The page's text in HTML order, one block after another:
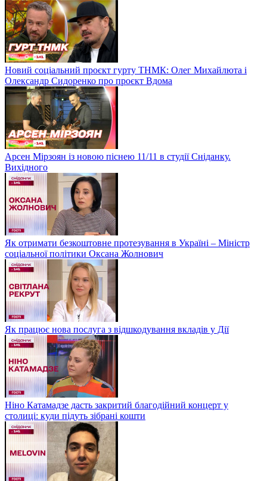
Новий соціальний проєкт гурту ТНМК: Олег Михайлюта і
Олександр Сидоренко про проєкт Вдома
Арсен Мірзоян із новою піснею 11/11 в студії Сніданку.
Вихідного
Як отримати безкоштовне протезування в Україні – Міністр
соціальної політики Оксана Жолнович
Як працює нова послуга з відшкодування вкладів у Дії
Ніно Катамадзе дасть закритий благодійний концерт у
столиці: куди підуть зібрані кошти